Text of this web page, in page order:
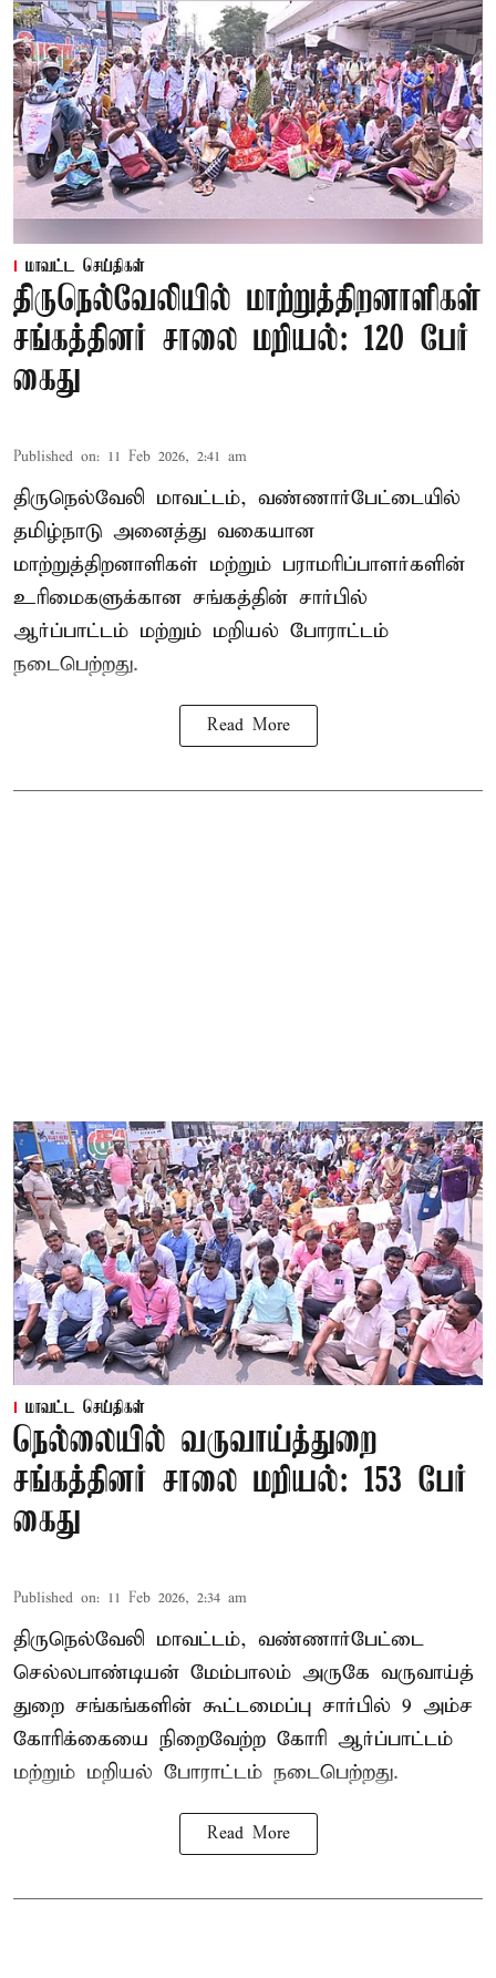
மாவட்ட செய்திகள்
திருநெல்வேலியில் மாற்றுத்திறனாளிகள்
சங்கத்தினர் சாலை மறியல்: 120 பேர்
கைது
Published on: 11 Feb 2026, 2:41 am
திருநெல்வேலி மாவட்டம், வண்ணார்பேட்டையில்
தமிழ்நாடு அனைத்து வகையான
மாற்றுத்திறனாளிகள் மற்றும் பராமரிப்பாளர்களின்
உரிமைகளுக்கான சங்கத்தின் சார்பில்
ஆர்ப்பாட்டம் மற்றும் மறியல் போராட்டம்
நடைபெற்றது.
Read More
மாவட்ட செய்திகள்
நெல்லையில் வருவாய்த்துறை
சங்கத்தினர் சாலை மறியல்: 153 பேர்
கைது
Published on: 11 Feb 2026, 2:34 am
திருநெல்வேலி மாவட்டம், வண்ணார்பேட்டை
செல்லபாண்டியன் மேம்பாலம் அருகே வருவாய்த்
துறை சங்கங்களின் கூட்டமைப்பு சார்பில் 9 அம்ச
கோரிக்கையை நிறைவேற்ற கோரி ஆர்ப்பாட்டம்
மற்றும் மறியல் போராட்டம் நடைபெற்றது.
Read More